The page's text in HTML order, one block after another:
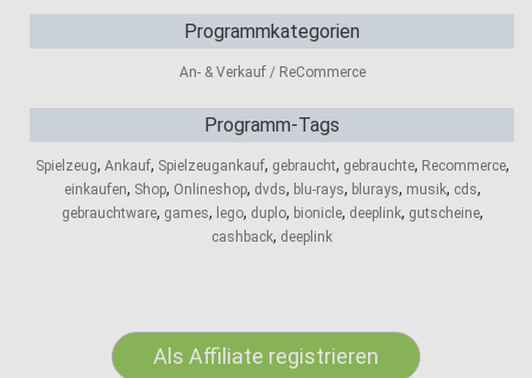
Programmkategorien
An- & Verkauf / ReCommerce
Programm-Tags
Spielzeug, Ankauf, Spielzeugankauf, gebraucht, gebrauchte, Recommerce,
einkaufen, Shop, Onlineshop, dvds, blu-rays, blurays, musik, cds,
gebrauchtware, games, lego, duplo, bionicle, deeplink, gutscheine,
cashback, deeplink
Als Affiliate registrieren